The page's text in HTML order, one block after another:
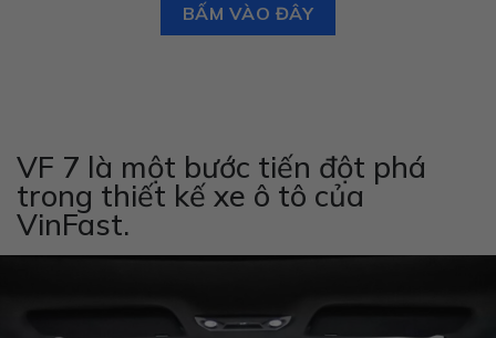
BẤM VÀO ĐÂY
VF 7 là một bước tiến đột phá
trong thiết kế xe ô tô của
VinFast.